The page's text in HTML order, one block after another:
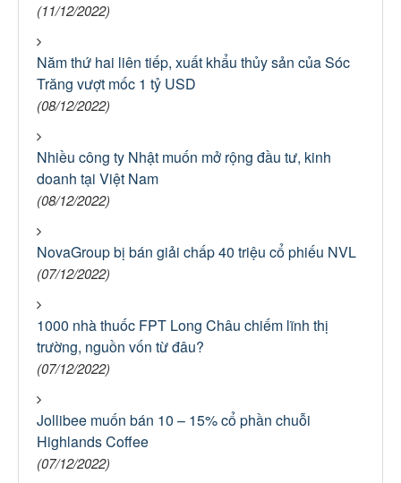
(11/12/2022)
Năm thứ hai liên tiếp, xuất khẩu thủy sản của Sóc
Trăng vượt mốc 1 tỷ USD
(08/12/2022)
Nhiều công ty Nhật muốn mở rộng đầu tư, kinh
doanh tại Việt Nam
(08/12/2022)
NovaGroup bị bán giải chấp 40 triệu cổ phiếu NVL
(07/12/2022)
1000 nhà thuốc FPT Long Châu chiếm lĩnh thị
trường, nguồn vốn từ đâu?
(07/12/2022)
Jollibee muốn bán 10 – 15% cổ phần chuỗi
Highlands Coffee
(07/12/2022)